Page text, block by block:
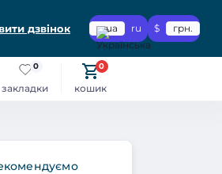
дзвінок ua ru $ грн.
закладки
0
кошик
0